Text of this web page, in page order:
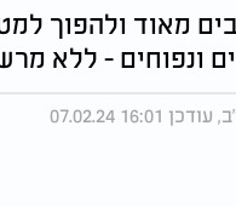
מאוד ולהפוך
ונפוחים - ללא